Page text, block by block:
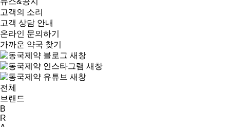
고객의 소리
고객 상담 안내
온라인 문의하기
가까운 약국 찾기
전체
브랜드
B
R